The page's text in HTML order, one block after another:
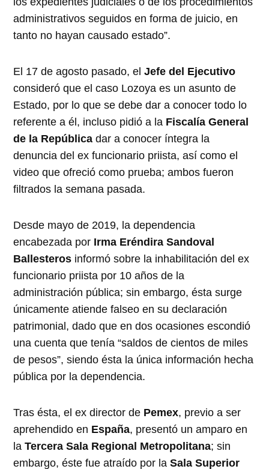
administrativos seguidos en forma de juicio, en
tanto no hayan causado estado”.
El 17 de agosto pasado, elJefe del Ejecutivo
consideró que el caso Lozoya es un asunto de
Estado, por lo que se debe dar a conocer todo lo
referente a él, incluso pidió a la Fiscalía General
de la República dar a conocer íntegra la
denuncia del ex funcionario priista, así como el
video que ofreció como prueba; ambos fueron
filtrados la semana pasada.
Desde mayo de 2019, la dependencia
encabezada por Irma Eréndira Sandoval
Ballesteros informó sobre la inhabilitación del ex
funcionario priista por 10 años de la
administración pública; sin embargo, ésta surge
únicamente atiende falseo en su declaración
patrimonial, dado que en dos ocasiones escondió
una cuenta que tenía “saldos de cientos de miles
de pesos”, siendo ésta la única información hecha
pública por la dependencia.
Tras ésta, el ex director de Pemex, previo a ser
aprehendido en España, presentó un amparo en
laTercera Sala Regional Metropolitana; sin
embargo, éste fue atraído por laSala Superior